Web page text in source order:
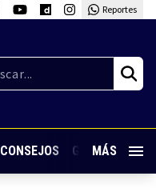
Reportes
CONSEJOS GUARDIA
MÁS